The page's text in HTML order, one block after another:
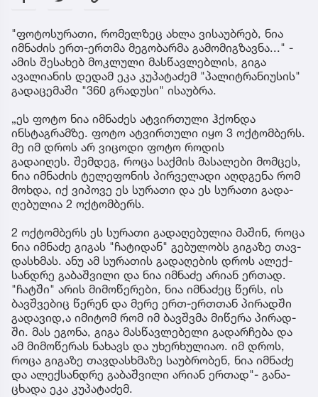
"ფოტოსურათი, რომელზეც ახლა ვისაუბრებ, ნია
იმნაძის ერთ-ერთმა მეგობარმა გამომიგზავნა..." -
ამის შესახებ მოკლული მასწავლებლის, გიგა
ავალიანის დედამ ეკა კუპატაძემ "პალიტრანიუსის"
გადაცემაში "360 გრადუსი" ისაუბრა.
„ეს ფოტო ნია იმნაძეს ატვირთული ჰქონდა
ინსტაგრამზე. ფოტო ატვირთული იყო 3 ოქტომბერს.
მე იმ დროს არ ვიცოდი ფოტო როდის
გადაიღეს. შემ­დეგ, როცა საქ­მის მა­სა­ლე­ბი მომ­ცეს,
ნია იმ­ნა­ძის ტე­ლე­ფო­ნის პირ­ვე­ლა­დი აღ­დგე­ნა რომ
მოხ­და, იქ ვი­პო­ვე ეს სუ­რა­თი და ეს სუ­რა­თი გა­და­
ღე­ბუ­ლია 2 ოქ­ტომ­ბერს.
2 ოქ­ტომ­ბერს ეს სუ­რა­თი გა­და­ღე­ბუ­ლია მა­შინ, როცა
ნია იმ­ნა­ძე გი­გას "ჩა­ტი­დან" გე­ბუ­ლობს გი­გა­ზე თავ­
დას­ხმას. ანუ ამ სუ­რა­თის გა­და­ღე­ბის დროს ალექ­
სან­დრე გა­ბაშ­ვი­ლი და ნია იმ­ნა­ძე არი­ან ერ­თად.
"ჩატ­ში" არის მი­მო­წე­რე­ბი, ნია იმ­ნა­ძეც წერს, ის
ბავ­შვე­ბიც წე­რენ და მერე ერთ-ერ­თთან პი­რად­ში
გა­და­ვი­დ,ა იმი­ტომ რომ იმ ბავ­შვმა მი­წე­რა პი­რად­
ში. მას ეგო­ნა, გიგა მას­წავ­ლე­ბე­ლი გა­დარ­ჩე­ბა და
ამ მი­მო­წე­რას ნა­ხავს და უხერ­ხუ­ლი­აო. იმ დროს,
როცა გი­გა­ზე თავ­დას­ხმა­ზე სა­უბ­რო­ბენ, ნია იმ­ნა­ძე
და ალექ­სან­დრე გა­ბაშ­ვი­ლი არი­ან ერ­თად"- გა­ნა­
ცხა­და ეკა კუ­პა­ტა­ძემ.